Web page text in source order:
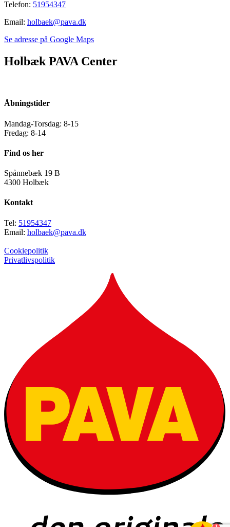
Telefon: 51954347
Email: holbaek@pava.dk
Se adresse på Google Maps
Holbæk PAVA Center
Åbningstider
Mandag-Torsdag: 8-15
Fredag: 8-14
Find os her
Spånnebæk 19 B
4300 Holbæk
Kontakt
Tel: 51954347
Email: holbaek@pava.dk
Cookiepolitik
Privatlivspolitik